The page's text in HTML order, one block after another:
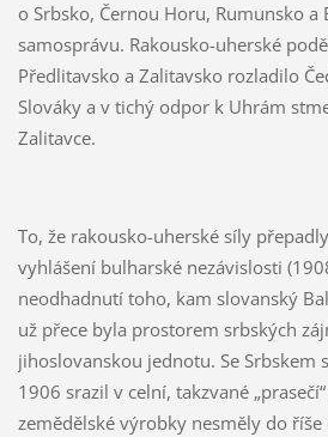
o Srbsko, Černou Horu, Rumunsko
samosprávu. Rakousko-uherské
Předlitavsko a Zalitavsko rozladilo
Slováky a v tichý odpor k Uhrám
Zalitavce.
To, že rakousko-uherské síly
vyhlášení bulharské nezávislosti
neodhadnutí toho, kam slovanský
už přece byla prostorem srbských
jihoslovanskou jednotu. Se Srbskem
1906 srazil v celní, takzvané
zemědělské výrobky nesměly do